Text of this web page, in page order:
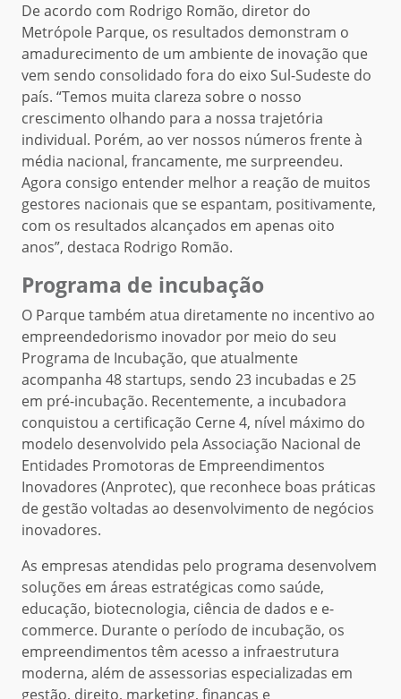
De acordo com Rodrigo Romão, diretor do
Metrópole Parque, os resultados demonstram o
amadurecimento de um ambiente de inovação que
vem sendo consolidado fora do eixo Sul-Sudeste do
país. “Temos muita clareza sobre o nosso
crescimento olhando para a nossa trajetória
individual. Porém, ao ver nossos números frente à
média nacional, francamente, me surpreendeu.
Agora consigo entender melhor a reação de muitos
gestores nacionais que se espantam, positivamente,
com os resultados alcançados em apenas oito
anos”, destaca Rodrigo Romão.
Programa de incubação
O Parque também atua diretamente no incentivo ao
empreendedorismo inovador por meio do seu
Programa de Incubação, que atualmente
acompanha 48 startups, sendo 23 incubadas e 25
em pré-incubação. Recentemente, a incubadora
conquistou a certificação Cerne 4, nível máximo do
modelo desenvolvido pela Associação Nacional de
Entidades Promotoras de Empreendimentos
Inovadores (Anprotec), que reconhece boas práticas
de gestão voltadas ao desenvolvimento de negócios
inovadores.
As empresas atendidas pelo programa desenvolvem
soluções em áreas estratégicas como saúde,
educação, biotecnologia, ciência de dados e e-
commerce. Durante o período de incubação, os
empreendimentos têm acesso a infraestrutura
moderna, além de assessorias especializadas em
gestão, direito, marketing, finanças e